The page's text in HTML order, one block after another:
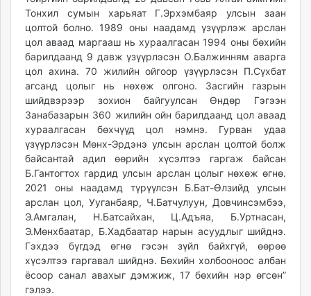
Тонхил сумын харьяат Г.Эрхэмбаяр улсын заан
цолтой болно. 1989 оны наадамд үзүүрлэж арслан
цол аваад маргааш нь хураалгасан 1994 оны бөхийн
барилдаанд 9 давж үзүүрлэсэн О.Балжинням аварга
цол ахина. 70 жилийн ойгоор үзүүрлэсэн П.Сүхбат
агсанд цолыг нь нөхөж олгоно. Засгийн газрын
шийдвэрээр зохион байгуулсан Өндөр Гэгээн
Занабазарын 360 жилийн ойн барилдаанд цол аваад
хураалгасан бөхчүүд цол нэмнэ. Гурван удаа
үзүүрлэсэн Мөнх-Эрдэнэ улсын арслан цолтой болж
байсантай адил өөрийн хүсэлтээ гаргаж байсан
Б.Гантогтох гардид улсын арслан цолыг нөхөж өгнө.
2021 оны наадамд түрүүлсэн Б.Бат-Өлзийд улсын
арслан цол, Ууганбаяр, Ч.Батчулуун, Довчинсэмбээ,
Э.Амгалан, Н.Батсайхан, Ц.Адъяа, Б.Уртнасан,
Э.Мөнхбаатар, Б.Хадбаатар нарын асуудлыг шийднэ.
Гэхдээ бүгдэд өгнө гэсэн зүйл байхгүй, өөрөө
хүсэлтээ гаргавал шийднэ. Бөхийн холбооноос албан
ёсоор санал авахыг дэмжиж, 17 бөхийн нэр өгсөн”
гэлээ.